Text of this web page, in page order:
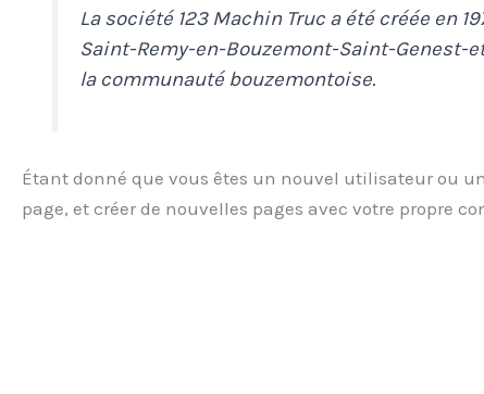
La société 123 Machin Truc a été créée en
Saint-Remy-en-Bouzemont-Saint-Genest-
la communauté bouzemontoise.
Étant donné que vous êtes un nouvel utilisateur ou
page, et créer de nouvelles pages avec votre propre